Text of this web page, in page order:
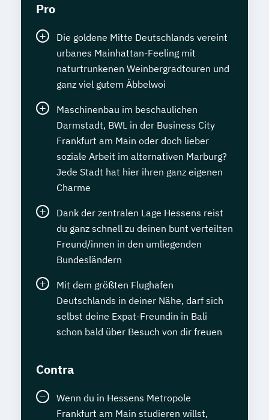
Pro
Die goldene Mitte Deutschlands vereint
urbanes Mainhattan-Feeling mit
naturtrunkenen Weinbergradtouren und
ganz viel gutem Äbbelwoi
Maschinenbau im beschaulichen
Darmstadt, BWL in der Business City
Frankfurt am Main oder doch lieber
soziale Arbeit im alternativen Marburg?
Jede Stadt hat hier ihren ganz eigenen
Charme
Dank der zentralen Lage Hessens reist
du ganz schnell zu deinen bunt verteilten
Freund/innen in den umliegenden
Bundesländern
Mit dem größten Flughafen
Deutschlands in deiner Nähe, darf sich
selbst deine Expat-Freundin in Bali
schon bald über Besuch von dir freuen
Contra
Wenn du in Hessens Metropole
Frankfurt am Main studieren willst,